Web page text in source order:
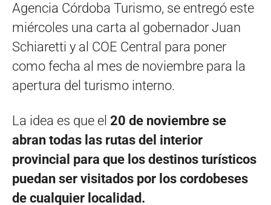
Agencia Córdoba Turismo, se entregó este
miércoles una carta al gobernador Juan
Schiaretti y al COE Central para poner
como fecha al mes de noviembre para la
apertura del turismo interno.
La idea es que el 20 de noviembre se
abran todas las rutas del interior
provincial para que los destinos turísticos
puedan ser visitados por los cordobeses
de cualquier localidad.